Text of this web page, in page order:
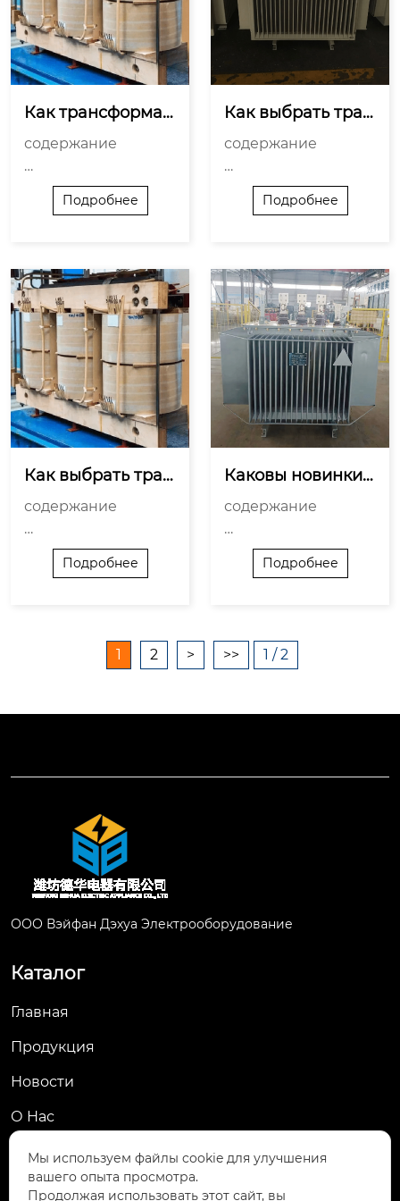
ыла изготовление н
а зака...
т на эксплуатацию
Соответствие станд
артам и норматива
м
Как трансформат
нергосбережени
и?
содержание
Пониженные потер
и в процессе перед
ты электросетей
Улучшение показат
елей качества элект
роэнергии
Инновационные ма
териалы и технолог
ии
Экологическая усто
Подробнее
Как выбрать тран
я экопроектов?
содержание
Понимание основ р
аботы трансформат
рансформатора для
экопроектов
Роль трансформато
ра 110 кВ в улучшен
ии энергетической
эффективности
Инновации в конст
рукции т...
Подробнее
Как выбрать тран
я устойчивости?
содержание
Понимание основн
Выбор типа трансф
фективность
тии производителя
        В с...
Подробнее
Каковы новинки
ах 4?
содержание
Инновационные по
дходы к повышени
вых технологий
Устойчивое развит
витие технологии
Подробнее
1 2 > >> 1 / 2
ООО Вэйфан Дэхуа Электрооборудование
Каталог
Главная
Продукция
Новости
О Hас
Контакты
Контакты
Мы используем файлы cookie для улучшения
вашего опыта просмотра.
Продолжая использовать этот сайт, вы